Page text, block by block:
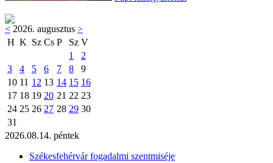
< 2026. augusztus >
H K Sz Cs P Sz V
1
2
3
4 5 6 7 8
9
10 11 12 13 14 15 16
17 18 19 20 21 22 23
24 25 26 27 28 29 30
31
2026.08.14. péntek
Székesfehérvár fogadalmi szentmiséje